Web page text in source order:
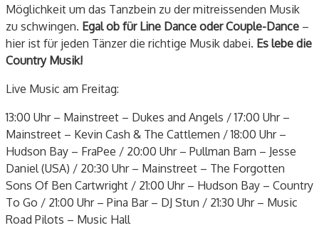
Möglichkeit um das Tanzbein zu der mitreissenden Musik
zu schwingen. Egal ob für Line Dance oder Couple-Dance –
hier ist für jeden Tänzer die richtige Musik dabei. Es lebe die
Country Musik!
Live Music am Freitag:
13:00 Uhr – Mainstreet – Dukes and Angels / 17:00 Uhr –
Mainstreet – Kevin Cash & The Cattlemen / 18:00 Uhr –
Hudson Bay – FraPee / 20:00 Uhr – Pullman Barn – Jesse
Daniel (USA) / 20:30 Uhr – Mainstreet – The Forgotten
Sons Of Ben Cartwright / 21:00 Uhr – Hudson Bay – Country
To Go / 21:00 Uhr – Pina Bar – DJ Stun / 21:30 Uhr – Music
Road Pilots – Music Hall